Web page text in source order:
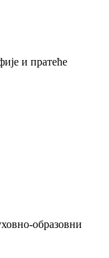
и пратеће
образовни